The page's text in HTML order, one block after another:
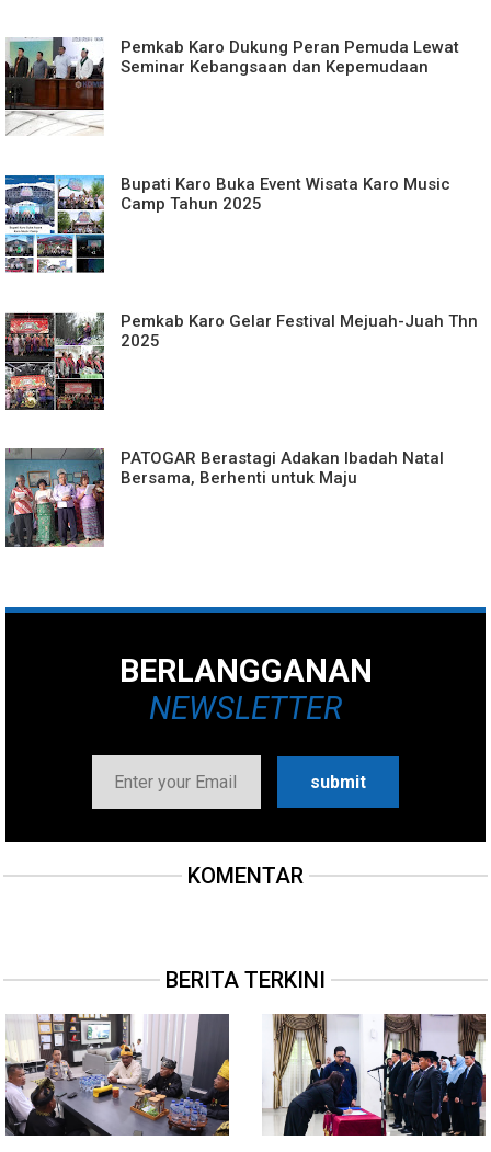
Pemkab Karo Dukung Peran Pemuda Lewat
Seminar Kebangsaan dan Kepemudaan
Bupati Karo Buka Event Wisata Karo Music
Camp Tahun 2025
Pemkab Karo Gelar Festival Mejuah-Juah Thn
2025
PATOGAR Berastagi Adakan Ibadah Natal
Bersama, Berhenti untuk Maju
BERLANGGANAN
NEWSLETTER
KOMENTAR
BERITA TERKINI